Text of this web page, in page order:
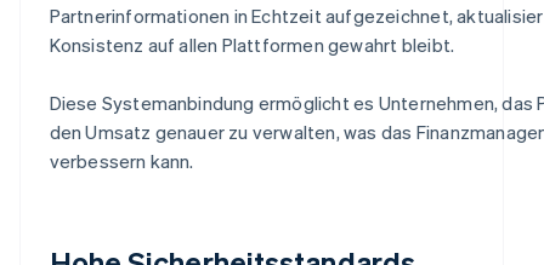
Partnerinformationen in Echtzeit aufgezeichnet,
Konsistenz auf allen Plattformen gewahrt bleibt.
Diese Systemanbindung ermöglicht es Unternehmen,
den Umsatz genauer zu verwalten, was das
verbessern kann.